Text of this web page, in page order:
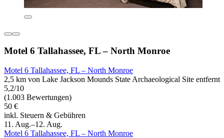
Motel 6 Tallahassee, FL – North Monroe
Motel 6 Tallahassee, FL – North Monroe
2,5 km von Lake Jackson Mounds State Archaeological Site entfernt
5,2/10
(1.003 Bewertungen)
50 €
inkl. Steuern & Gebühren
11. Aug.–12. Aug.
Motel 6 Tallahassee, FL – North Monroe